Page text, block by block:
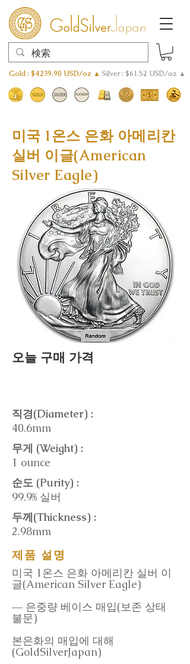
Gold : $4239.90 USD/oz ▲ Silver : $61.52 USD/oz ▲
미국 1온스 은화 아메리칸
실버 이글(American
Silver Eagle)
오늘 구매 가격
직경(Diameter) :
40.6mm
무게 (Weight) :
1 ounce
순도 (Purity) :
99.9% 실버
두께(Thickness) :
2.98mm
제품 설명
미국 1온스 은화 아메리칸 실버 이
글(American Silver Eagle)
― 은중량 베이스 매입(보존 상태
불문)
본은화의 매입에 대해
(GoldSilverJapan)